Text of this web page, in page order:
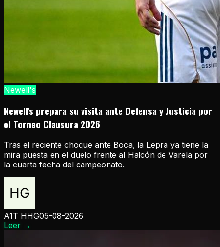
Newell's
Newell's prepara su visita ante Defensa y Justicia por
el Torneo Clausura 2026
Tras el reciente choque ante Boca, la Lepra ya tiene la
mira puesta en el duelo frente al Halcón de Varela por
la cuarta fecha del campeonato.
A1T HHG05-08-2026
Leer →